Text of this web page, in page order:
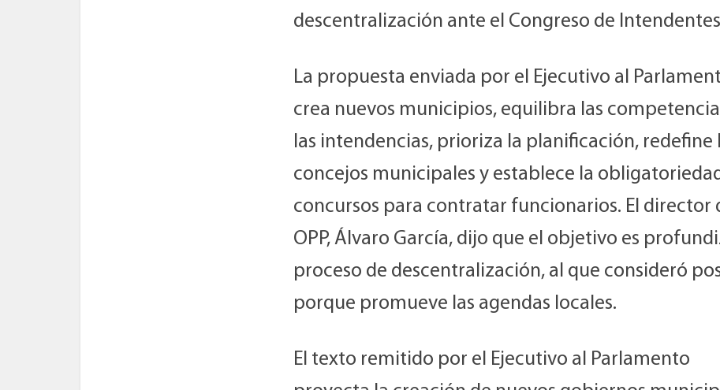
descentralización ante el Congreso de
La propuesta enviada por el Ejecutivo al
crea nuevos municipios, equilibra las
las intendencias, prioriza la planificación, redefine
concejos municipales y establece la
concursos para contratar funcionarios. El director
OPP, Álvaro García, dijo que el objetivo es
proceso de descentralización, al que consideró
porque promueve las agendas locales.
El texto remitido por el Ejecutivo al Parlamento